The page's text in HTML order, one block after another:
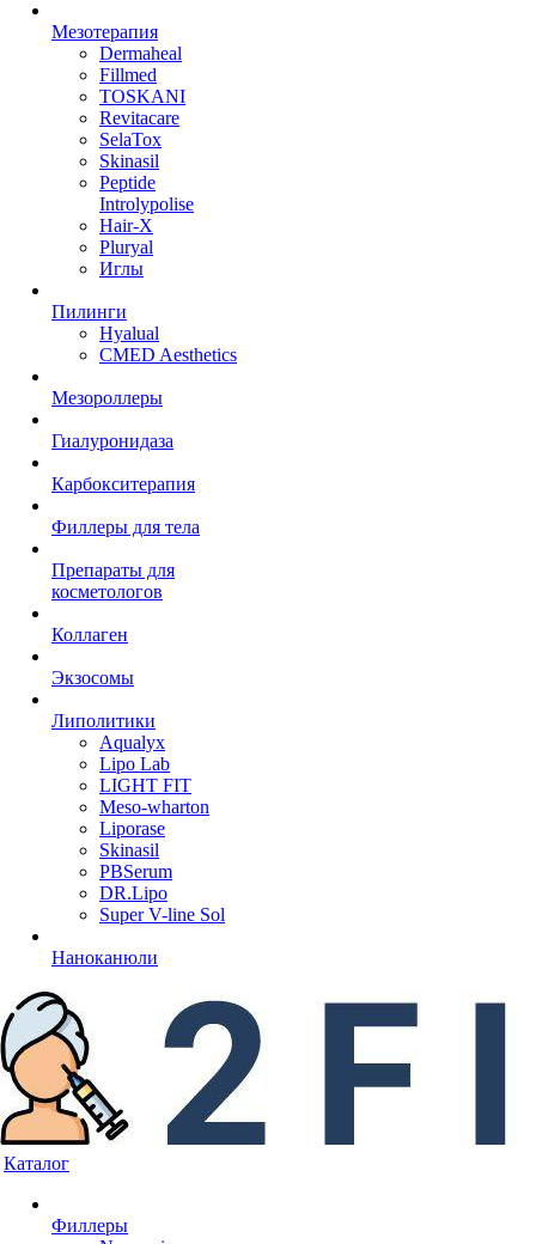
Мезотерапия
Dermaheal
Fillmed
TOSKANI
Revitacare
SelaTox
Skinasil
Peptide
Introlypolise
Hair-X
Pluryal
Иглы
Пилинги
Hyalual
CMED Aesthetics
Мезороллеры
Гиалуронидаза
Карбокситерапия
Филлеры для тела
Препараты для
косметологов
Коллаген
Экзосомы
Липолитики
Aqualyx
Lipo Lab
LIGHT FIT
Meso-wharton
Liporase
Skinasil
PBSerum
DR.Lipo
Super V-line Sol
Наноканюли
Каталог
Филлеры